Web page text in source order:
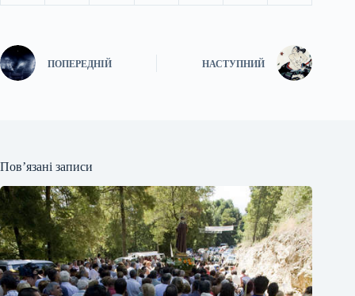
ПОПЕРЕДНІЙ НАСТУПНИЙ
Пов’язані записи